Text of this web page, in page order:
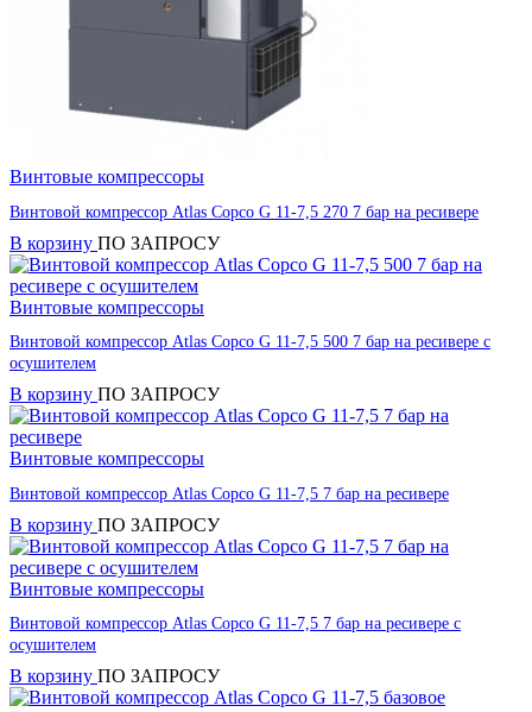
Винтовые компрессоры
Винтовой компрессор Atlas Copco G 11-7,5 270 7 бар на ресивере
В корзину ПО ЗАПРОСУ
Винтовые компрессоры
Винтовой компрессор Atlas Copco G 11-7,5 500 7 бар на ресивере с
осушителем
В корзину ПО ЗАПРОСУ
Винтовые компрессоры
Винтовой компрессор Atlas Copco G 11-7,5 7 бар на ресивере
В корзину ПО ЗАПРОСУ
Винтовые компрессоры
Винтовой компрессор Atlas Copco G 11-7,5 7 бар на ресивере с
осушителем
В корзину ПО ЗАПРОСУ